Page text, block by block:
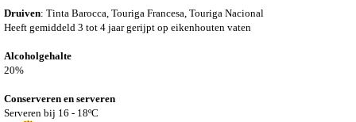
Druiven: Tinta Barocca, Touriga Francesa, Touriga Nacional
Heeft gemiddeld 3 tot 4 jaar gerijpt op eikenhouten vaten
Alcoholgehalte
20%
Conserveren en serveren
Serveren bij 16 - 18ºC